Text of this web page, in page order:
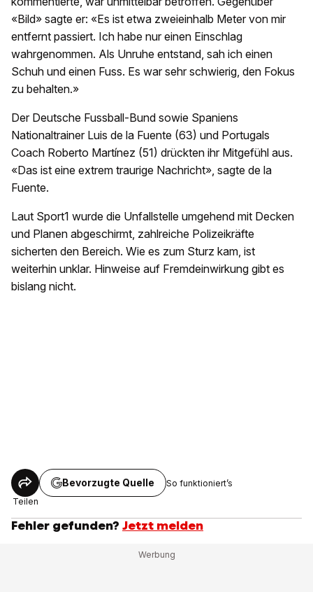
«Bild» sagte er: «Es ist etwa zweieinhalb Meter von mir
entfernt passiert. Ich habe nur einen Einschlag
wahrgenommen. Als Unruhe entstand, sah ich einen
Schuh und einen Fuss. Es war sehr schwierig, den Fokus
zu behalten.»
Der Deutsche Fussball-Bund sowie Spaniens
Nationaltrainer Luis de la Fuente (63) und Portugals
Coach Roberto Martínez (51) drückten ihr Mitgefühl aus.
«Das ist eine extrem traurige Nachricht», sagte de la
Fuente.
Laut Sport1 wurde die Unfallstelle umgehend mit Decken
und Planen abgeschirmt, zahlreiche Polizeikräfte
sicherten den Bereich. Wie es zum Sturz kam, ist
weiterhin unklar. Hinweise auf Fremdeinwirkung gibt es
bislang nicht.
Teilen
Bevorzugte Quelle So funktioniert’s
Fehler gefunden? Jetzt melden